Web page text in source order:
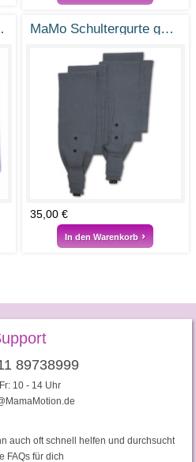
MaMo Schultergurte gefächert - Ramie Steingrau
35,00 €
In den Warenkorb
Support
89738999
10 - 14 Uhr
auch oft schnell helfen und durchsucht
FAQs für dich